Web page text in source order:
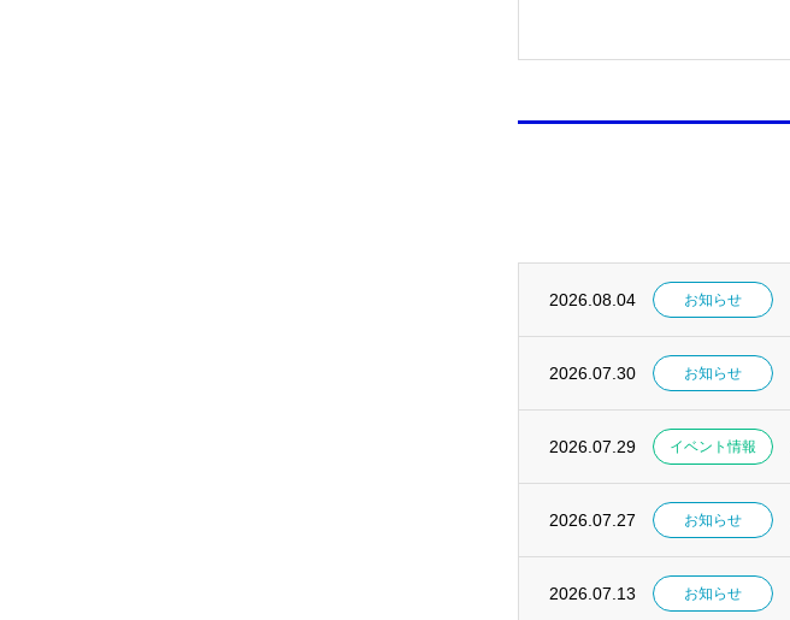
2026.08.04 お知らせ
2026.07.30 お知らせ
2026.07.29 イベント情報
2026.07.27 お知らせ
2026.07.13 お知らせ